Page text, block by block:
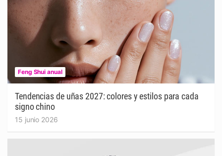
Feng Shui anual
Tendencias de uñas 2027: colores y estilos para cada
signo chino
15 junio 2026